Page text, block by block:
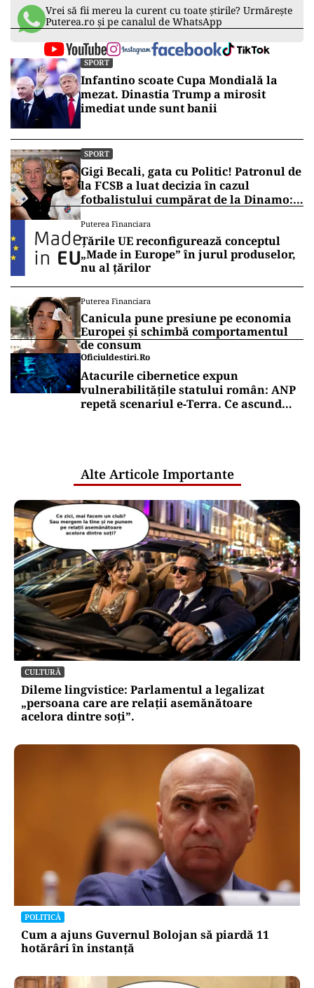
Vrei să fii mereu la curent cu toate știrile? Urmărește
Puterea.ro și pe canalul de WhatsApp
SPORT
Infantino scoate Cupa Mondială la
mezat. Dinastia Trump a mirosit
imediat unde sunt banii
SPORT
Gigi Becali, gata cu Politic! Patronul de
la FCSB a luat decizia în cazul
fotbalistului cumpărat de la Dinamo:
Puterea Financiara
Țările UE reconfigurează conceptul
„Made in Europe” în jurul produselor,
nu al țărilor
Puterea Financiara
Canicula pune presiune pe economia
Europei și schimbă comportamentul
de consum
Oficiuldestiri.ro
Atacurile cibernetice expun
vulnerabilitățile statului român: ANP
repetă scenariul e‑Terra. Ce ascund
Alte Articole Importante
CULTURĂ
Dileme lingvistice: Parlamentul a legalizat
„persoana care are relații asemănătoare
acelora dintre soți”.
POLITICĂ
Cum a ajuns Guvernul Bolojan să piardă 11
hotărâri în instanță